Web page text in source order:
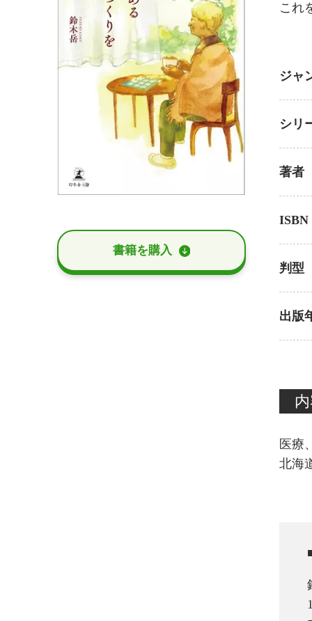
書籍を購⼊
これ
ジャ
シリ
著者
ISBN
判型
出版
医療
北海